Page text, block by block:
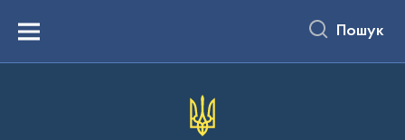
вмістуMenu Пошук